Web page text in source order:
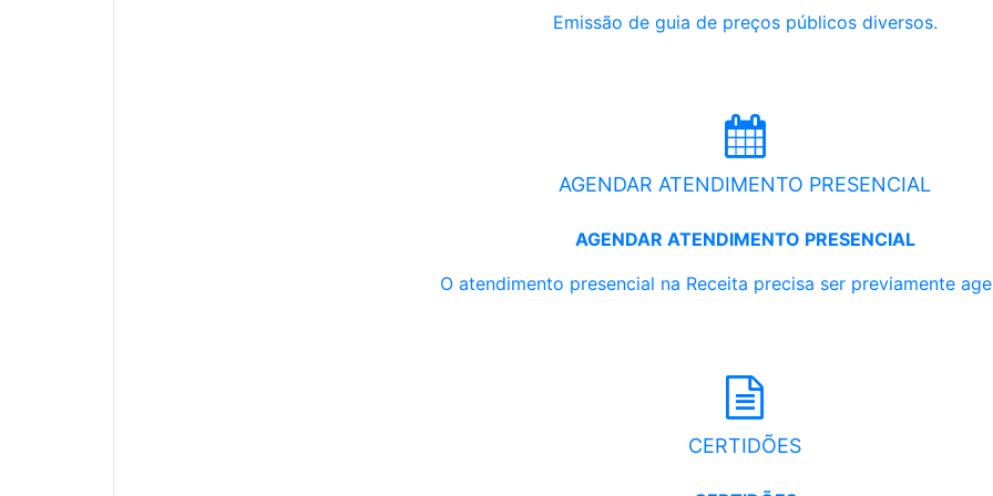
Emissão de guia de preços públicos diversos.
AGENDAR ATENDIMENTO PRESENCIAL
AGENDAR ATENDIMENTO PRESENCIAL
O atendimento presencial na Receita precisa ser previamente
CERTIDÕES